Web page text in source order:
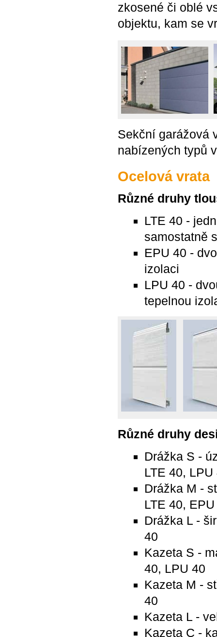
zkosené či oblé
objektu, kam se
Sekční garážová
nabízených typů
Ocelová vrata
Různé druhy
LTE 40 -
samostatně
EPU 40 -
izolaci
LPU 40 -
tepelnou
Různé druhy
Drážka S -
LTE 40, LPU
Drážka M -
LTE 40,
Drážka L -
40
Kazeta S -
40, LPU 40
Kazeta M -
40
Kazeta L -
Kazeta C -